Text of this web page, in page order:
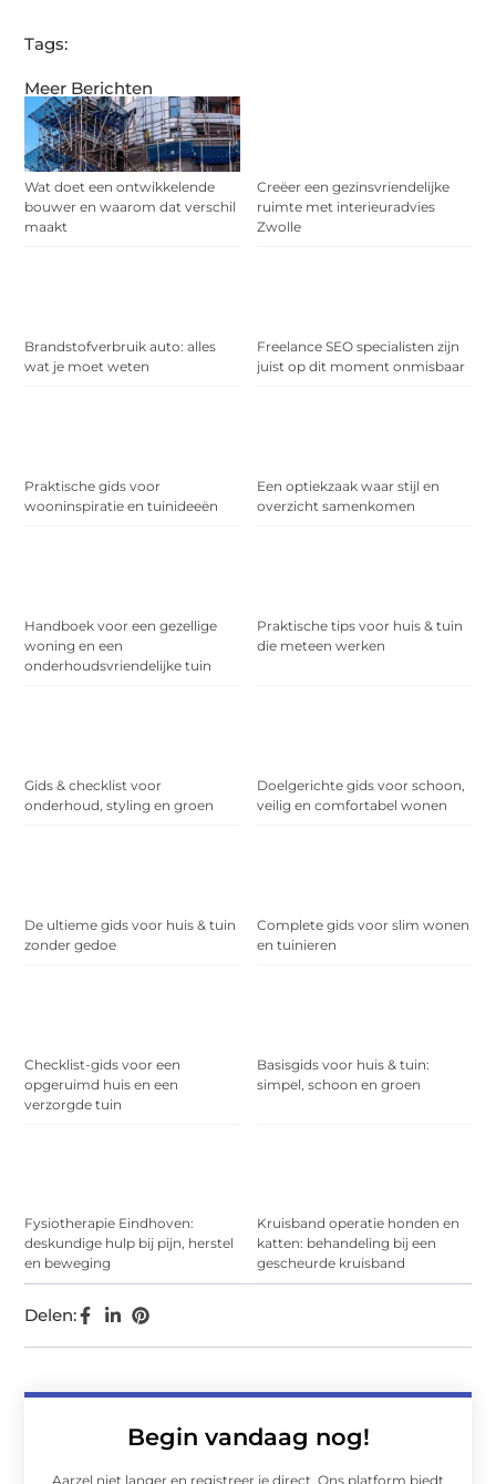
Meer Berichten
Wat doet een ontwikkelende
bouwer en waarom dat verschil
maakt
Creëer een gezinsvriendelijke
ruimte met interieuradvies
Zwolle
Brandstofverbruik auto: alles
wat je moet weten
Freelance SEO specialisten zijn
juist op dit moment onmisbaar
Praktische gids voor
wooninspiratie en tuinideeën
Een optiekzaak waar stijl en
overzicht samenkomen
Handboek voor een gezellige
woning en een
onderhoudsvriendelijke tuin
Praktische tips voor huis & tuin
die meteen werken
Gids & checklist voor
onderhoud, styling en groen
Doelgerichte gids voor schoon,
veilig en comfortabel wonen
De ultieme gids voor huis & tuin
zonder gedoe
Complete gids voor slim wonen
en tuinieren
Checklist-gids voor een
opgeruimd huis en een
verzorgde tuin
Basisgids voor huis & tuin:
simpel, schoon en groen
Fysiotherapie Eindhoven:
deskundige hulp bij pijn, herstel
en beweging
Kruisband operatie honden en
katten: behandeling bij een
gescheurde kruisband
Begin vandaag nog!
Aarzel niet langer en registreer je direct. Ons platform biedt
Delen:
Tags: